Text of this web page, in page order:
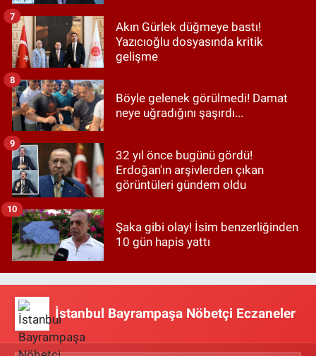
Akın Gürlek düğmeye bastı!
Yazıcıoğlu dosyasında kritik
gelişme
7
Böyle gelenek görülmedi! Damat
neye uğradığını şaşırdı...
8
32 yıl önce bugünü gördü!
Erdoğan'ın arşivlerden çıkan
görüntüleri gündem oldu
9
Şaka gibi olay! İsim benzerliğinden
10 gün hapis yattı
10
İstanbul Bayrampaşa Nöbetçi Eczaneler